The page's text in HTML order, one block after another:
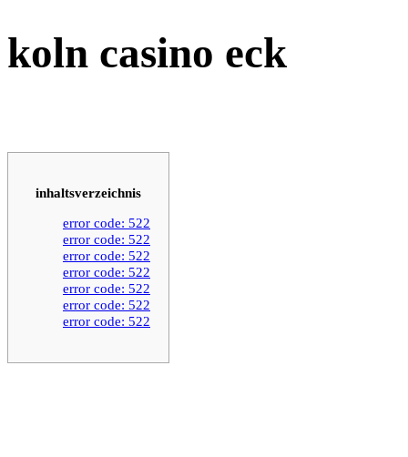
koln casino eck
inhaltsverzeichnis
error code: 522
error code: 522
error code: 522
error code: 522
error code: 522
error code: 522
error code: 522